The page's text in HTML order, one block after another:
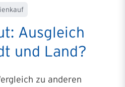
Ausgleich
und Land?
zu anderen